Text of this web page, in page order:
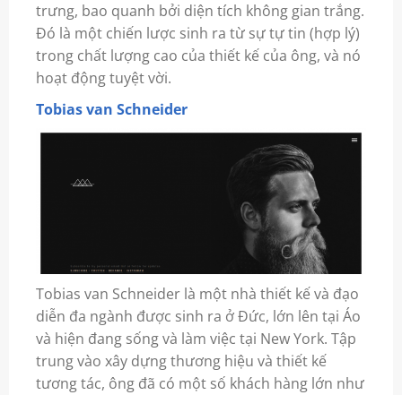
trưng, ​​bao quanh bởi diện tích không gian trắng.
Đó là một chiến lược sinh ra từ sự tự tin (hợp lý)
trong chất lượng cao của thiết kế của ông, và nó
hoạt động tuyệt vời.
Tobias van Schneider
Tobias van Schneider là một nhà thiết kế và đạo
diễn đa ngành được sinh ra ở Đức, lớn lên tại Áo
và hiện đang sống và làm việc tại New York. Tập
trung vào xây dựng thương hiệu và thiết kế
tương tác, ông đã có một số khách hàng lớn như